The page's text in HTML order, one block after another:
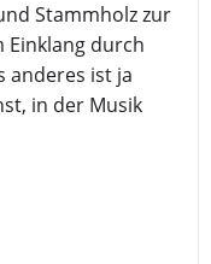
Stammholz zur
Einklang durch
anderes ist ja
in der Musik